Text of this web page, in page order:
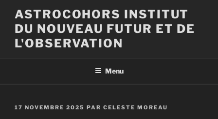
contenu
principal
ASTROCOHORS INSTITUT
DU NOUVEAU FUTUR ET DE
L'OBSERVATION
Menu
PUBLIÉ
17 NOVEMBRE 2025 PAR CELESTE MOREAU